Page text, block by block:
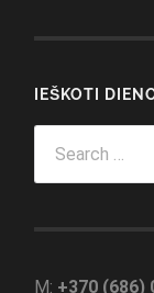
IEŠKOTI
for:
M: +370 (686)